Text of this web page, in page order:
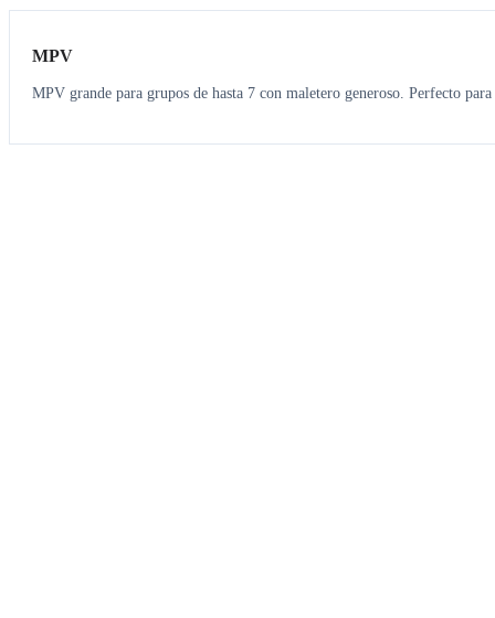
MPV
MPV grande para grupos de hasta 7 con maletero generoso. Perfecto para